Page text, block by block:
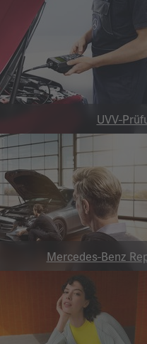
UVV-
Mercedes-Benz